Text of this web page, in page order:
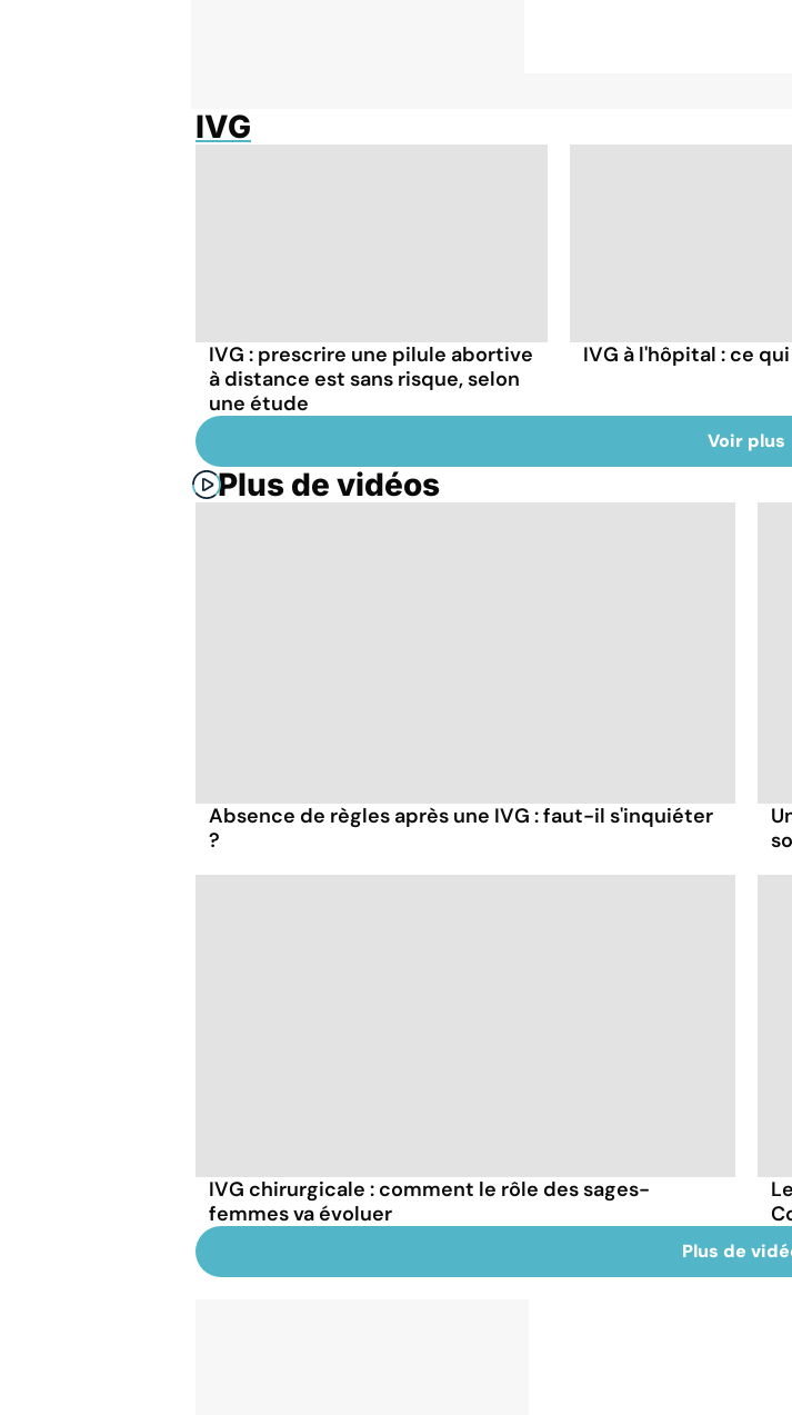
IVG
IVG : prescrire une pilule abortive
à distance est sans risque, selon
une étude
IVG à l'hôpital : ce
Voir plus
Plus de vidéos
Absence de règles après une IVG : faut-il s'inquiéter
?
IVG chirurgicale : comment le rôle des sages-
femmes va évoluer
Plus de